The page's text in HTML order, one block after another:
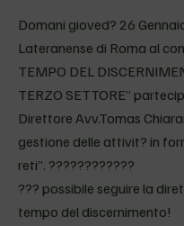
Domani gioved? 26
Lateranense di Roma al
TEMPO DEL
TERZO SETTORE”
Direttore Avv.Tomas
gestione delle attivit? in
reti”. ????????????
??? possibile seguire la
tempo del discernimento!